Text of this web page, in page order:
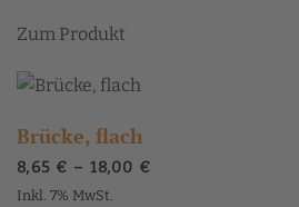
Zum Produkt
mehrere
Varianten
auf.
Brücke, flach
8,65 € – 18,00 €
Inkl. 7% MwSt.